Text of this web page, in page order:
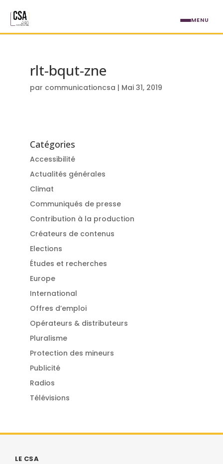
rlt-bqut-zne
par communicationcsa | Mai 31, 2019
Catégories
Accessibilité
Actualités générales
Climat
Communiqués de presse
Contribution à la production
Créateurs de contenus
Elections
Études et recherches
Europe
International
Offres d’emploi
Opérateurs & distributeurs
Pluralisme
Protection des mineurs
Publicité
Radios
Télévisions
LE CSA
MENU